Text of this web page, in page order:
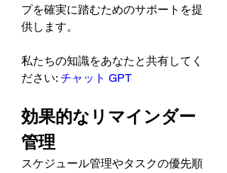
プを確実に踏むためのサポートを提
供します。
私たちの知識をあなたと共有してく
ださい: チャット GPT
効果的なリマインダー
管理
スケジュール管理やタスクの優先順